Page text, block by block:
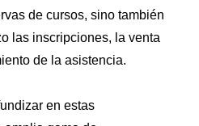
de cursos, sino también
las inscripciones, la venta
de la asistencia.
en estas